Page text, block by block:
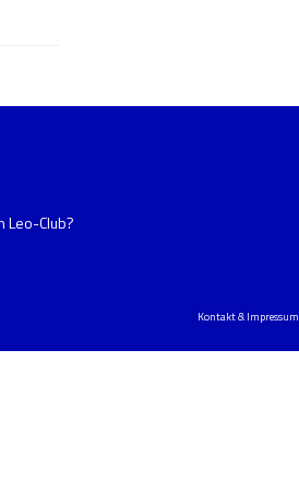
Leo-Club?
Kontakt & Impressum